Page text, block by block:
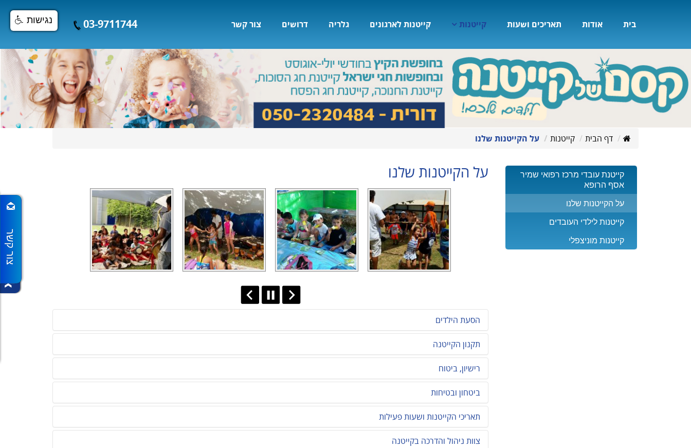
בית אודות תאריכים ושעות קייטנות קייטנות לארגונים גלריה דרושים צור קשר 03-9711744
דף הבית קייטנות על הקייטנות שלנו
קייטנת עובדי מרכז רפואי שמיר
אסף הרופא
על הקייטנות שלנו
קייטנות לילדי העובדים
קייטנות מוניצפלי
על הקייטנות שלנו
הסעת הילדים
תקנון הקייטנה
רישיון, ביטוח
ביטחון ובטיחות
תאריכי הקייטנות ושעות פעילות
צוות ניהול והדרכה בקייטנה
נגישות
צור קשר